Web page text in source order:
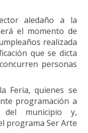
aledaño a la
el momento de
realizada
que se dicta
personas
Feria, quienes se
programación a
municipio y,
programa Ser Arte